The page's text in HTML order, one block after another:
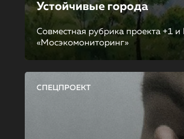
Устойчивые города
Совместная рубрика проекта +1
«Мосэкомониторинг»
СПЕЦПРОЕКТ